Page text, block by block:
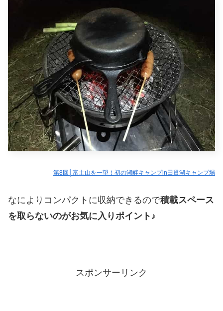
第8回│富士山を一望！初の湖畔キャンプin田貫湖キャンプ場
なによりコンパクトに収納できるので積載スペース
を取らないのがお気に入りポイント♪
スポンサーリンク